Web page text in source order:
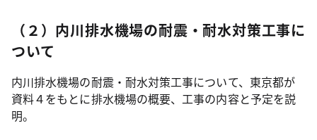
（２）内川排水機場の耐震・耐水対策工事に
ついて
内川排水機場の耐震・耐水対策工事について、東京都が
資料４をもとに排水機場の概要、工事の内容と予定を説
明。